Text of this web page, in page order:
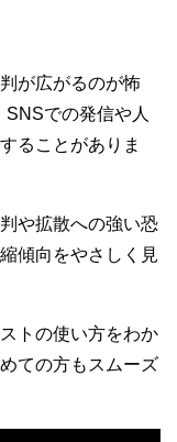
が広がるのが怖
での発信や人
ることがありま
や拡散への強い恐
傾向をやさしく見
トの使い方をわか
ての方もスムーズ